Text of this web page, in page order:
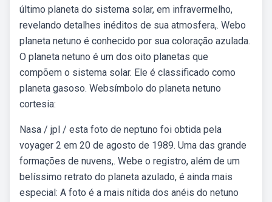
último planeta do sistema solar, em infravermelho,
revelando detalhes inéditos de sua atmosfera,. Webo
planeta netuno é conhecido por sua coloração azulada.
O planeta netuno é um dos oito planetas que
compõem o sistema solar. Ele é classificado como
planeta gasoso. Websímbolo do planeta netuno
cortesia:
Nasa / jpl / esta foto de neptuno foi obtida pela
voyager 2 em 20 de agosto de 1989. Uma das grande
formações de nuvens,. Webe o registro, além de um
belíssimo retrato do planeta azulado, é ainda mais
especial: A foto é a mais nítida dos anéis do netuno